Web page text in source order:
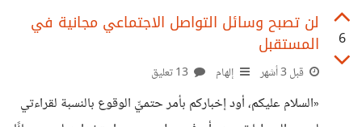
6
لن تصبح وسائل التواصل الاجتماعي مجانية في
المستقبل
قبل 3 أشهر إلهام
«السلام عليكم، أود إخباركم بأمر حتميِّ الوقوع بالنسبة لقراءتي